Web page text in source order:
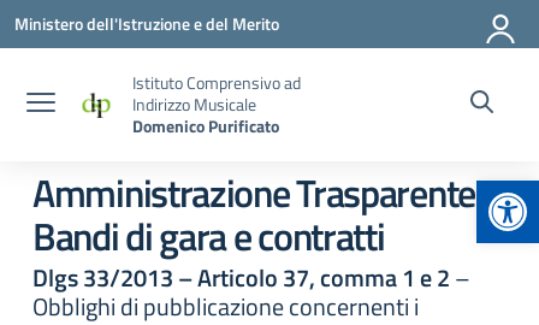
Vai ai contenuti
Vai al menu di navigazione
Vai al footer
Ministero dell'Istruzione e del Merito
Istituto Comprensivo ad
Indirizzo Musicale
Domenico Purificato
Amministrazione Trasparente:
Bandi di gara e contratti
Dlgs 33/2013 – Articolo 37, comma 1 e 2–
Obblighi di pubblicazione concernenti i